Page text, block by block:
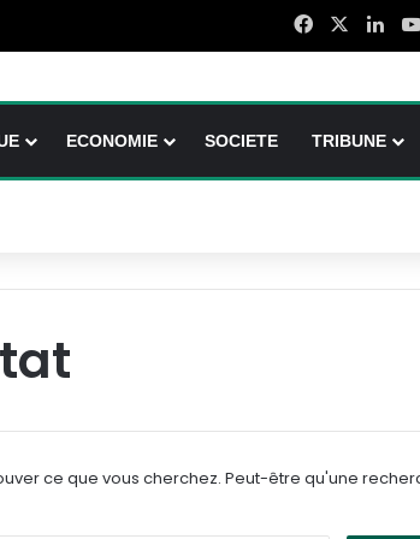
Facebook
ECONOMIE SOCIETE TRIBUNE
ce que vous cherchez. Peut-être qu'une